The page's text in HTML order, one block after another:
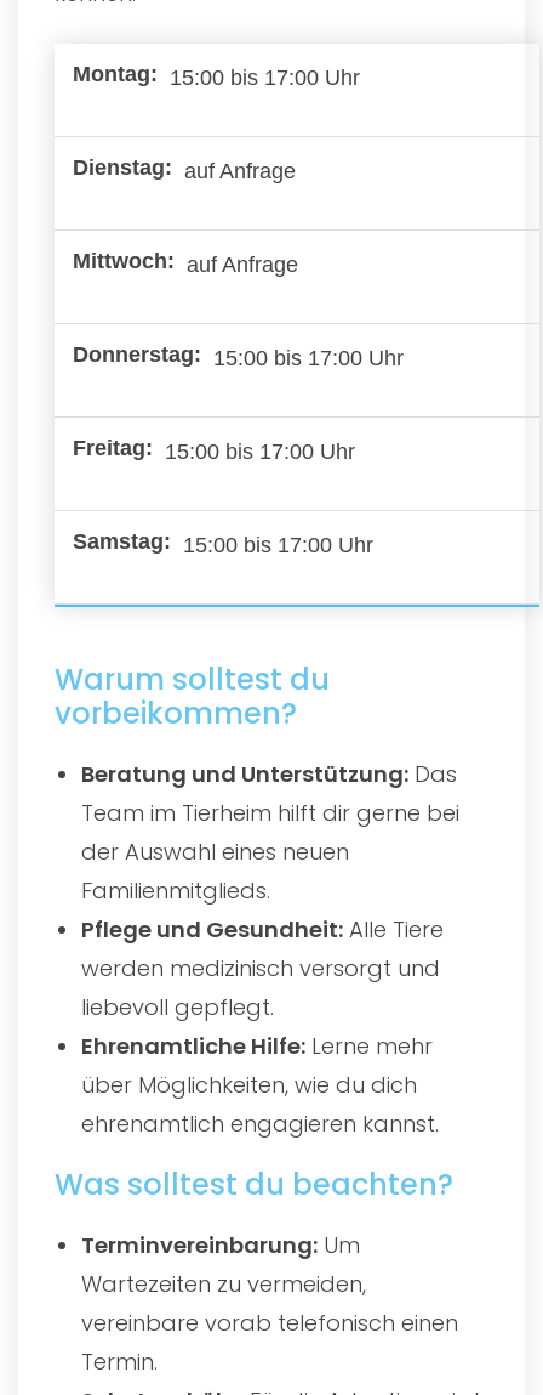
15:00 bis 17:00 Uhr
auf Anfrage
auf Anfrage
15:00 bis 17:00 Uhr
15:00 bis 17:00 Uhr
15:00 bis 17:00 Uhr
Warum solltest du
vorbeikommen?
Beratung und Unterstützung: Das
Team im Tierheim hilft dir gerne bei
der Auswahl eines neuen
Familienmitglieds.
Pflege und Gesundheit: Alle Tiere
werden medizinisch versorgt und
liebevoll gepflegt.
Ehrenamtliche Hilfe: Lerne mehr
über Möglichkeiten, wie du dich
ehrenamtlich engagieren kannst.
Was solltest du beachten?
Terminvereinbarung: Um
Wartezeiten zu vermeiden,
vereinbare vorab telefonisch einen
Termin.